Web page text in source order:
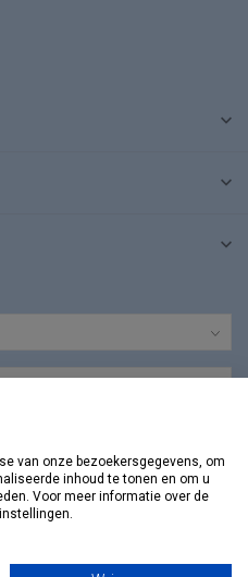
van onze bezoekersgegevens, om
inhoud te tonen en om u
Voor meer informatie over de